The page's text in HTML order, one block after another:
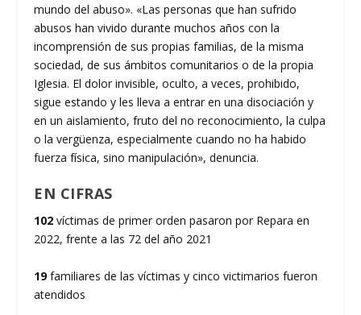
mundo del abuso». «Las personas que han sufrido
abusos han vivido durante muchos años con la
incomprensión de sus propias familias, de la misma
sociedad, de sus ámbitos comunitarios o de la propia
Iglesia. El dolor invisible, oculto, a veces, prohibido,
sigue estando y les lleva a entrar en una disociación y
en un aislamiento, fruto del no reconocimiento, la culpa
o la vergüenza, especialmente cuando no ha habido
fuerza física, sino manipulación», denuncia.
EN CIFRAS
102 víctimas de primer orden pasaron por Repara en
2022, frente a las 72 del año 2021
19familiares de las víctimas y cinco victimarios fueron
atendidos